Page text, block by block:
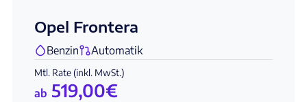
Opel Frontera
Benzin Automatik
Mtl. Rate (inkl. MwSt.)
ab 519,00€